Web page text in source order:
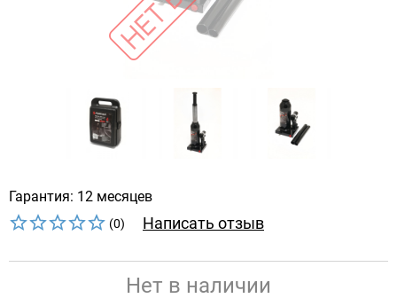
Гарантия: 12 месяцев
(0) Написать отзыв
Нет в наличии